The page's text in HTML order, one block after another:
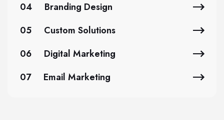
04
Branding Design
05
Custom Solutions
06
Digital Marketing
07
Email Marketing